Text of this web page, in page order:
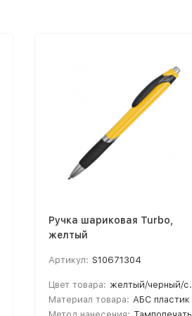
Ручка шариковая Turbo,
желтый
Артикул: S10671304
Цвет товара: желтый/черный/серебристый
Материал товара: АБС пластик